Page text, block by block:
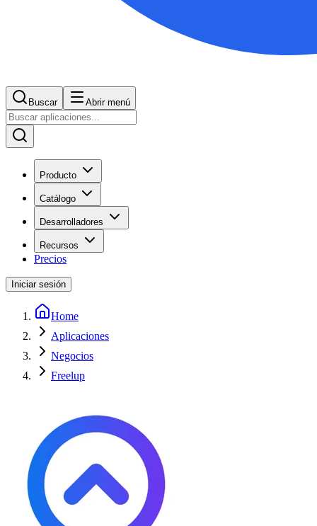
Buscar Abrir menú
Producto
Catálogo
Desarrolladores
Recursos
Precios
Iniciar sesión
Home
Aplicaciones
Negocios
Freelup